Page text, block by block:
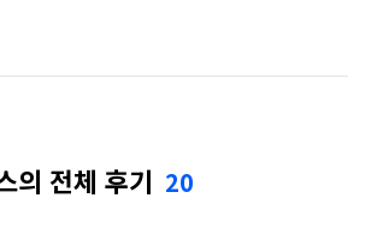
퀄리티의 청소가 가능한이유!
방식을 이용하여 무리한 일정을
청소하여도 직접 청소를
의 전체 후기 20